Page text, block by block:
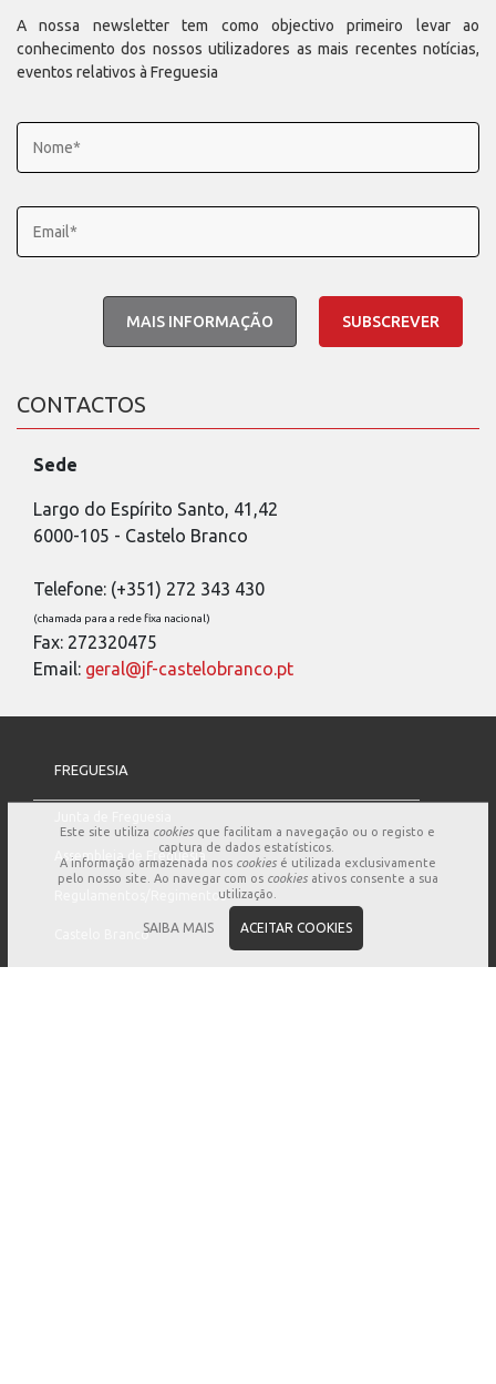
Este site utiliza cookies que facilitam a navegação ou o registo e
captura de dados estatísticos.
A informação armazenada nos cookiesé utilizada exclusivamente
pelo nosso site. Ao navegar com os cookiesativos consente a sua
utilização.
SAIBA MAIS ACEITAR COOKIES
A nossa newsletter tem como objectivo primeiro levar ao
conhecimento dos nossos utilizadores as mais recentes notícias,
eventos relativos à Freguesia
MAIS INFORMAÇÃO
CONTACTOS
Sede
Largo do Espírito Santo, 41,42
6000-105 - Castelo Branco
Telefone: (+351) 272 343 430
(chamada para a rede fixa nacional)
Fax: 272320475
Email: geral@jf-castelobranco.pt
FREGUESIA
Assembleia de Freguesia
Regulamentos/Regimentos
Castelo Branco